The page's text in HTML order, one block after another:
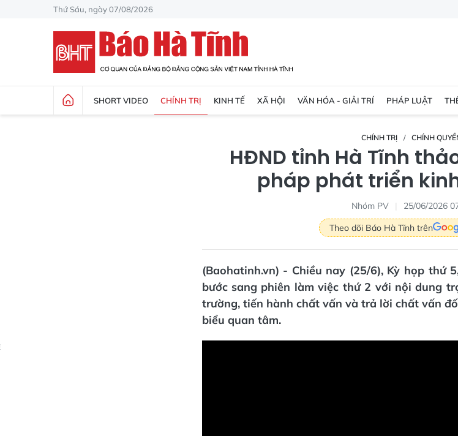
Thứ Sáu, ngày 07/08/2026
SHORT VIDEO CHÍNH TRỊ KINH TẾ XÃ HỘI VĂN HÓA - GIẢI TRÍ PHÁP LUẬT
CHÍNH TRỊ CHÍNH
HĐND tỉnh Hà Tĩnh
pháp phát triển
Nhóm PV
25/06/2026
Theo dõi Báo Hà Tĩnh trên
(Baohatinh.vn) - Chiều nay (25/6), Kỳ họp thứ
bước sang phiên làm việc thứ 2 với nội dung
trường, tiến hành chất vấn và trả lời chất vấn
biểu quan tâm.